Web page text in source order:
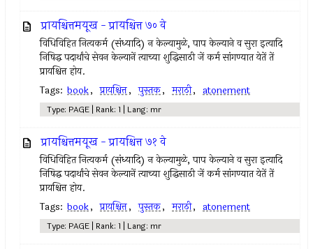
प्रायश्चित्तमयूख - प्रायश्चित्त ७० वे
विधिविहित नित्‍यकर्म (संध्यादि) न केल्‍यामुळे, पाप केल्याने व सुरा इत्‍यादि
निषिद्ध पदार्थांचे सेवन केल्‍यानें त्‍याच्या शुद्धिसाठी जें कर्म सांगण्यात येतें तें
प्रायश्चित्त होय.
Tags: book, प्रायश्चित्त, पुस्तक, मराठी, atonement
Type: PAGE | Rank: 1 | Lang: mr
प्रायश्चित्तमयूख - प्रायश्चित्त ७१ वे
विधिविहित नित्‍यकर्म (संध्यादि) न केल्‍यामुळे, पाप केल्याने व सुरा इत्‍यादि
निषिद्ध पदार्थांचे सेवन केल्‍यानें त्‍याच्या शुद्धिसाठी जें कर्म सांगण्यात येतें तें
प्रायश्चित्त होय.
Tags: book, प्रायश्चित्त, पुस्तक, मराठी, atonement
Type: PAGE | Rank: 1 | Lang: mr